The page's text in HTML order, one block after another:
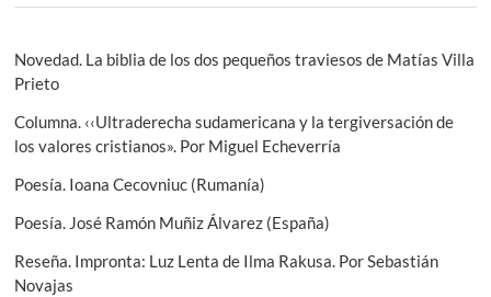
n
d
e
n
t
r
r
o
i
u
n
t
Novedad. La biblia de los dos pequeños traviesos de Matías Villa
Prieto
Columna. ‹‹Ultraderecha sudamericana y la tergiversación de
los valores cristianos». Por Miguel Echeverría
Poesía. Ioana Cecovniuc (Rumanía)
Poesía. José Ramón Muñiz Álvarez (España)
Reseña. Impronta: Luz Lenta de Ilma Rakusa. Por Sebastián
Novajas